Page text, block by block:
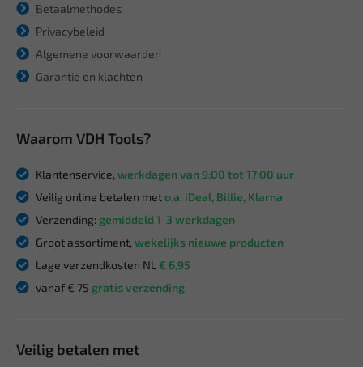
Betaalmethodes
Privacybeleid
Algemene voorwaarden
Garantie en klachten
Waarom VDH Tools?
Klantenservice, werkdagen van 9:00 tot 17:00 uur
Veilig online betalen meto.a. iDeal, Billie, Klarna
Verzending: gemiddeld 1-3 werkdagen
Groot assortiment, wekelijks nieuwe producten
Lage verzendkosten NL € 6,95
vanaf € 75 gratis verzending
Veilig betalen met